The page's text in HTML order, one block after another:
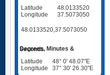
Latitude
48.0133520
Longitude
37.5073050
48.0133520,37.5073050
Degrees, Minutes & Seconds
Latitude
48° 0' 48.07"E
Longitude
37° 30' 26.30"E